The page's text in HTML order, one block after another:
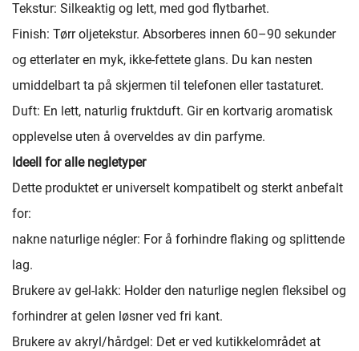
Tekstur: Silkeaktig og lett, med god flytbarhet.
Finish: Tørr oljetekstur. Absorberes innen 60–90 sekunder
og etterlater en myk, ikke-fettete glans. Du kan nesten
umiddelbart ta på skjermen til telefonen eller tastaturet.
Duft: En lett, naturlig fruktduft. Gir en kortvarig aromatisk
opplevelse uten å overveldes av din parfyme.
Ideell for alle negletyper
Dette produktet er universelt kompatibelt og sterkt anbefalt
for:
nakne naturlige négler: For å forhindre flaking og splittende
lag.
Brukere av gel-lakk: Holder den naturlige neglen fleksibel og
forhindrer at gelen løsner ved fri kant.
Brukere av akryl/hårdgel: Det er ved kutikkelområdet at